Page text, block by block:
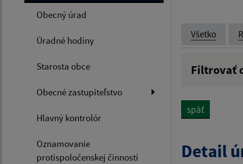
Obecný úrad
Úradné hodiny
Starosta obce
Obecné zastupiteľstvo
Hlavný kontrolór
Oznamovanie
protispoločenskej činnosti
Všetko
Filtrovať
späť
Detail